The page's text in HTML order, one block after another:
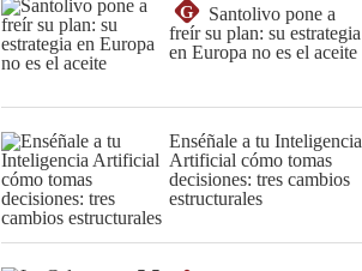
G
Santolivo pone a
freír su plan: su estrategia
en Europa no es el aceite
Enséñale a tu Inteligencia
Artificial cómo tomas
decisiones: tres cambios
estructurales